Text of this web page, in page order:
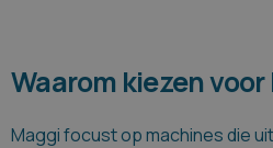
Waarom kiezen voor
Maggi focust op machines die